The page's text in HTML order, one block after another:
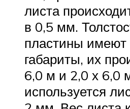
листа
в 0,5 мм.
пластины
габариты, их
6,0 м и 2,0 х 6,0
используется